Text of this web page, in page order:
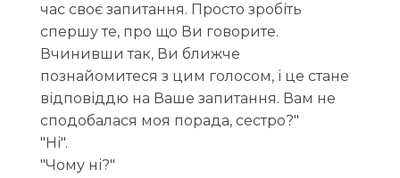
час своє запитання. Просто зробіть
спершу те, про що Ви говорите.
Вчинивши так, Ви ближче
познайомитеся з цим голосом, і це стане
відповіддю на Ваше запитання. Вам не
сподобалася моя порада, сестро?"
"Ні".
"Чому ні?"